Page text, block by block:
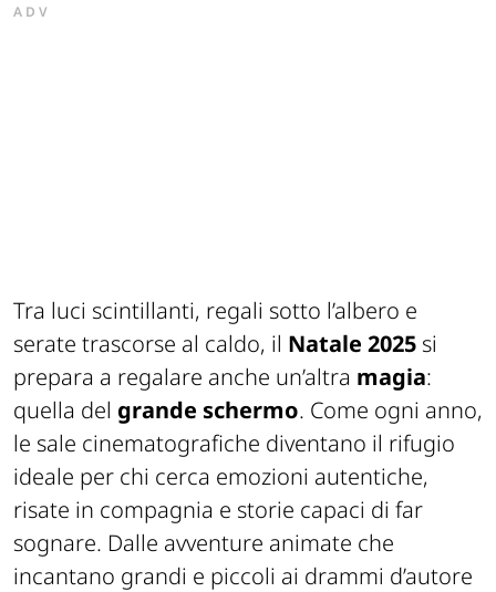
ADV
Tra luci scintillanti, regali sotto l’albero e
serate trascorse al caldo, il Natale 2025 si
prepara a regalare anche un’altra magia:
quella del grande schermo. Come ogni anno,
le sale cinematografiche diventano il rifugio
ideale per chi cerca emozioni autentiche,
risate in compagnia e storie capaci di far
sognare. Dalle avventure animate che
incantano grandi e piccoli ai drammi d’autore